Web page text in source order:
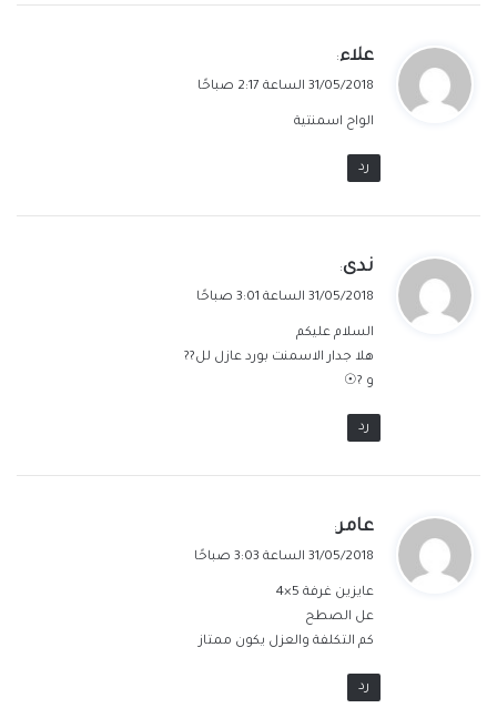
ي
ق
ل
علاء:
31/05/2018 الساعة 2:17 صباحًا
الواح اسمنتية
رد
ي
ق
ل
ندى:
31/05/2018 الساعة 3:01 صباحًا
السلام عليكم
هلا جدار الاسمنت بورد عازل لل??
و ?☉
رد
ي
ق
ل
عامر:
31/05/2018 الساعة 3:03 صباحًا
عايزين غرفة 5×4
عل الصطح
كم التكلفة والعزل يكون ممتاز
رد